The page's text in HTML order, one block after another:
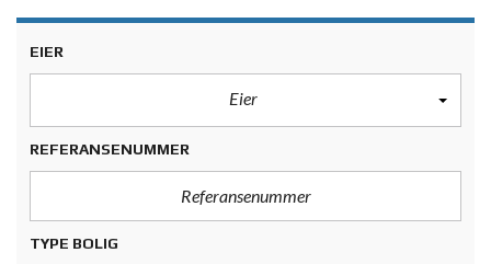
EIER
Eier
REFERANSENUMMER
TYPE BOLIG